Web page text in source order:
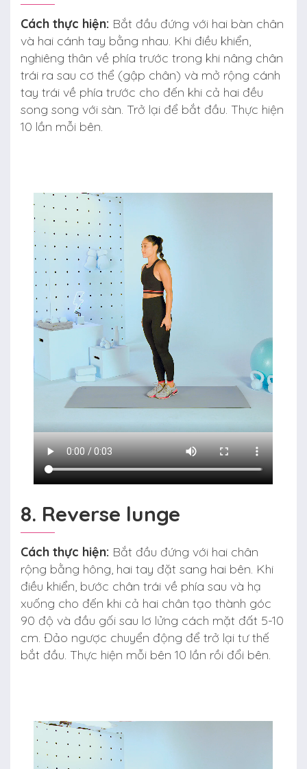
Cách thực hiện: Bắt đầu đứng với hai bàn chân
và hai cánh tay bằng nhau. Khi điều khiển,
nghiêng thân về phía trước trong khi nâng chân
trái ra sau cơ thể (gập chân) và mở rộng cánh
tay trái về phía trước cho đến khi cả hai đều
song song với sàn. Trở lại để bắt đầu. Thực hiện
10 lần mỗi bên.
8. Reverse lunge
Cách thực hiện: Bắt đầu đứng với hai chân
rộng bằng hông, hai tay đặt sang hai bên. Khi
điều khiển, bước chân trái về phía sau và hạ
xuống cho đến khi cả hai chân tạo thành góc
90 độ và đầu gối sau lơ lửng cách mặt đất 5-10
cm. Đảo ngược chuyển động để trở lại tư thế
bắt đầu. Thực hiện mỗi bên 10 lần rồi đổi bên.